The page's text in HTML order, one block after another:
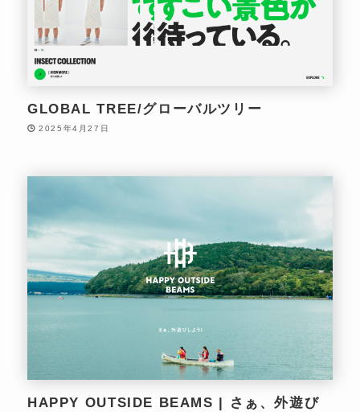
GLOBAL TREE/グローバルツリー
2025年4月27日
HAPPY OUTSIDE BEAMS | さぁ、外遊び